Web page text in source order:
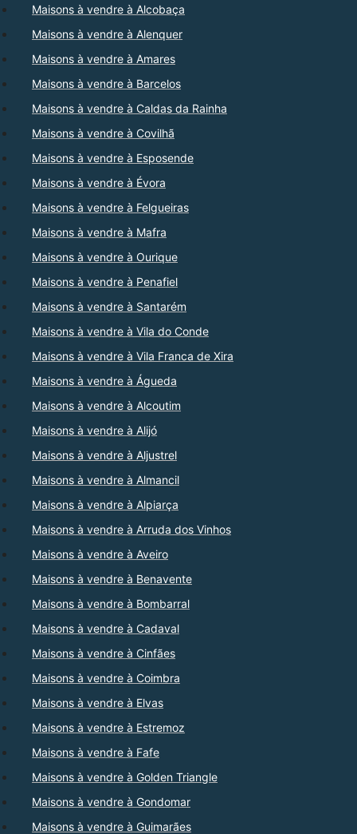
Maisons à vendre à Alcobaça
Maisons à vendre à Alenquer
Maisons à vendre à Amares
Maisons à vendre à Barcelos
Maisons à vendre à Caldas da Rainha
Maisons à vendre à Covilhã
Maisons à vendre à Esposende
Maisons à vendre à Évora
Maisons à vendre à Felgueiras
Maisons à vendre à Mafra
Maisons à vendre à Ourique
Maisons à vendre à Penafiel
Maisons à vendre à Santarém
Maisons à vendre à Vila do Conde
Maisons à vendre à Vila Franca de Xira
Maisons à vendre à Águeda
Maisons à vendre à Alcoutim
Maisons à vendre à Alijó
Maisons à vendre à Aljustrel
Maisons à vendre à Almancil
Maisons à vendre à Alpiarça
Maisons à vendre à Arruda dos Vinhos
Maisons à vendre à Aveiro
Maisons à vendre à Benavente
Maisons à vendre à Bombarral
Maisons à vendre à Cadaval
Maisons à vendre à Cinfães
Maisons à vendre à Coimbra
Maisons à vendre à Elvas
Maisons à vendre à Estremoz
Maisons à vendre à Fafe
Maisons à vendre à Golden Triangle
Maisons à vendre à Gondomar
Maisons à vendre à Guimarães